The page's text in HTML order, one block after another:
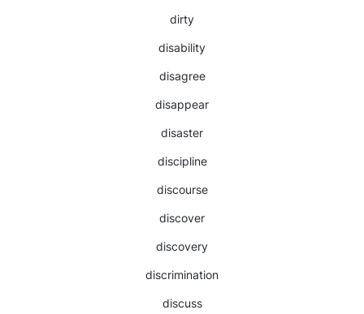
dirty
disability
disagree
disappear
disaster
discipline
discourse
discover
discovery
discrimination
discuss